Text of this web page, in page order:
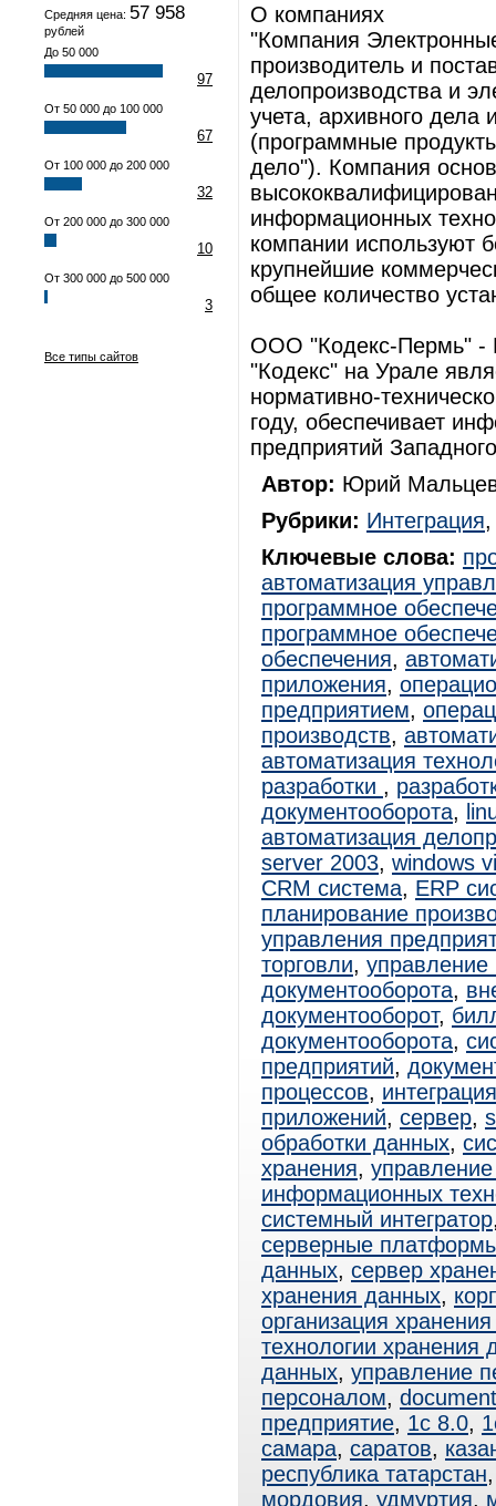
Средняя цена: 57 958
рублей
До 50 000
97
От 50 000 до 100 000
67
От 100 000 до 200 000
32
От 200 000 до 300 000
10
От 300 000 до 500 000
3
Все типы сайтов
О компаниях
"Компания
производитель и
делопроизводства и
учета, архивного дела
(программные
дело"). Компания
информационных
компании используют
крупнейшие
общее количество
ООО "Кодекс-Пермь" -
"Кодекс" на Урале
нормативно-
году, обеспечивает
предприятий
Автор: Юрий
Рубрики: Интеграция
Ключевые слова:
автоматизация
программное
программное
обеспечения,
приложения,
предприятием,
производств,
автоматизация
разработки ,
документооборота,
автоматизация
server 2003, windows
CRM система, ERP
планирование
управления
торговли, управление
документооборота,
документооборот,
документооборота,
предприятий,
процессов, интеграция
приложений, сервер,
обработки данных,
хранения,
информационных
системный интегратор
серверные
данных, сервер
хранения данных,
организация
технологии хранения
данных, управление
персоналом,
предприятие, 1с 8.0,
самара, саратов,
республика татарстан
мордовия, удмуртия,